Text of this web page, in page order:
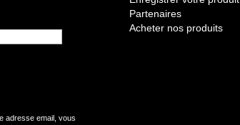
adresse email, vous
Partenaires
Acheter nos produits